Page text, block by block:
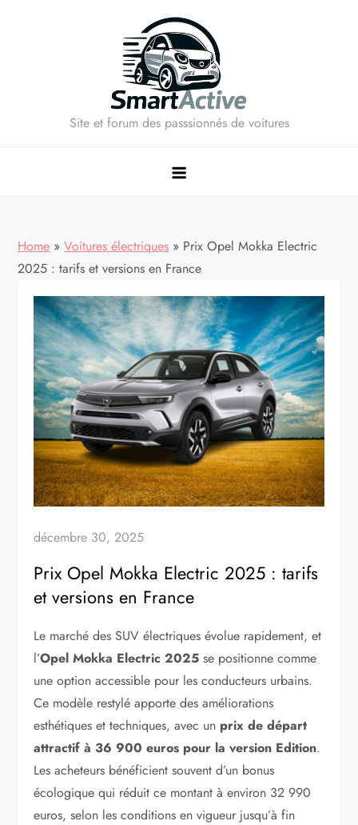
Site et forum des passsionnés de voitures
Home » Voitures électriques » Prix Opel Mokka Electric
2025 : tarifs et versions en France
décembre 30, 2025
Prix Opel Mokka Electric 2025 : tarifs
et versions en France
Le marché des SUV électriques évolue rapidement, et
l’Opel Mokka Electric 2025 se positionne comme
une option accessible pour les conducteurs urbains.
Ce modèle restylé apporte des améliorations
esthétiques et techniques, avec un prix de départ
attractif à 36 900 euros pour la version Edition.
Les acheteurs bénéficient souvent d’un bonus
écologique qui réduit ce montant à environ 32 990
euros, selon les conditions en vigueur jusqu’à fin